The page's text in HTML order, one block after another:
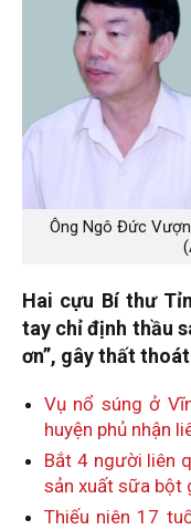
Ông Ngô Đức
Hai cựu Bí thư
tay chỉ định thầu
ơn”, gây thất
Vụ nổ súng ở
huyện phủ nhận
Bắt 4 người liên
sản xuất sữa bột
Thiếu niên 17